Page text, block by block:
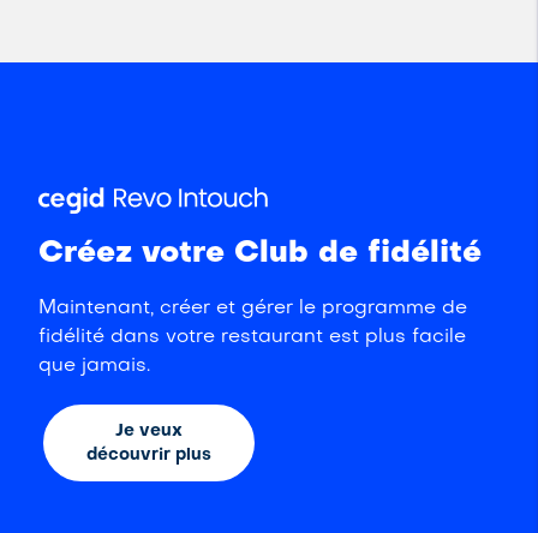
Créez votre Club de fidélité
Maintenant, créer et gérer le programme de
fidélité dans votre restaurant est plus facile
que jamais.
Je veux
découvrir plus